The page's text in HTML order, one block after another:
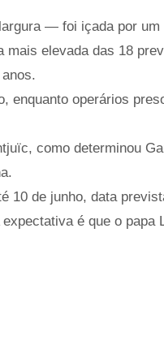
— foi içada por um
mais elevada das 18
enquanto operários
como determinou
10 de junho, data
é que o papa